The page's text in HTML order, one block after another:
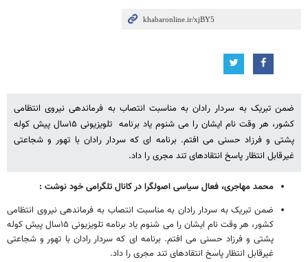
ضمن تبریک به سردار رادان به مناسبت انتصاب به فرماندهی نیروی انتظامی
کشور، هر وقت نام ایشان را می شنوم یاد برنامه تلویزیونی ۱۵سال پیش کوله
پشتی و فرزاد حسنی می افتم. برنامه ای که سردار رادان با تهور و شجاعتی
غیرقابل انتظار پاسخ انتقادهای تند مجری را داد.
محمد مهاجری، فعال سیاسی اصولگرا در کانال تلگرامی خود نوشت :
ضمن تبریک به سردار رادان به مناسبت انتصاب به فرماندهی نیروی انتظامی
کشور، هر وقت نام ایشان را می شنوم یاد برنامه تلویزیونی ۱۵سال پیش کوله
پشتی و فرزاد حسنی می افتم. برنامه ای که سردار رادان با تهور و شجاعتی
غیرقابل انتظار پاسخ انتقادهای تند مجری را داد.